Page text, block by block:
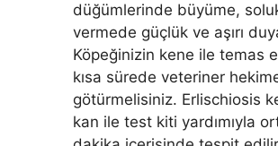
düğümlerinde büyüme,
vermede güçlük ve aşırı
Köpeğinizin kene ile temas
kısa sürede veteriner
götürmelisiniz. Erlischiosis
kan ile test kiti yardımıyla